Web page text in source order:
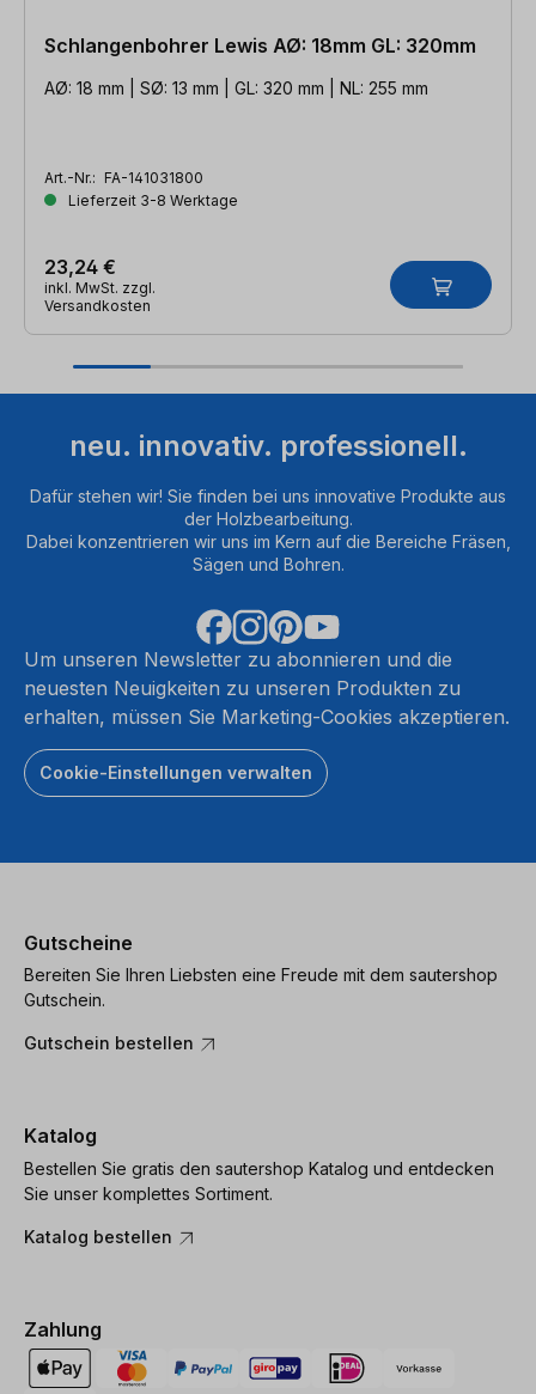
Schlangenbohrer Lewis AØ: 18mm GL: 320mm
AØ: 18 mm | SØ: 13 mm | GL: 320 mm | NL: 255 mm
Art.-Nr.: FA-141031800
Lieferzeit 3-8 Werktage
23,24 €
inkl. MwSt. zzgl.
Versandkosten
neu. innovativ. professionell.
Dafür stehen wir! Sie finden bei uns innovative Produkte aus
der Holzbearbeitung.
Dabei konzentrieren wir uns im Kern auf die Bereiche Fräsen,
Sägen und Bohren.
Um unseren Newsletter zu abonnieren und die
neuesten Neuigkeiten zu unseren Produkten zu
erhalten, müssen Sie Marketing-Cookies akzeptieren.
Cookie-Einstellungen verwalten
Gutscheine
Bereiten Sie Ihren Liebsten eine Freude mit dem sautershop
Gutschein.
Gutschein bestellen
Katalog
Bestellen Sie gratis den sautershop Katalog und entdecken
Sie unser komplettes Sortiment.
Katalog bestellen
Zahlung